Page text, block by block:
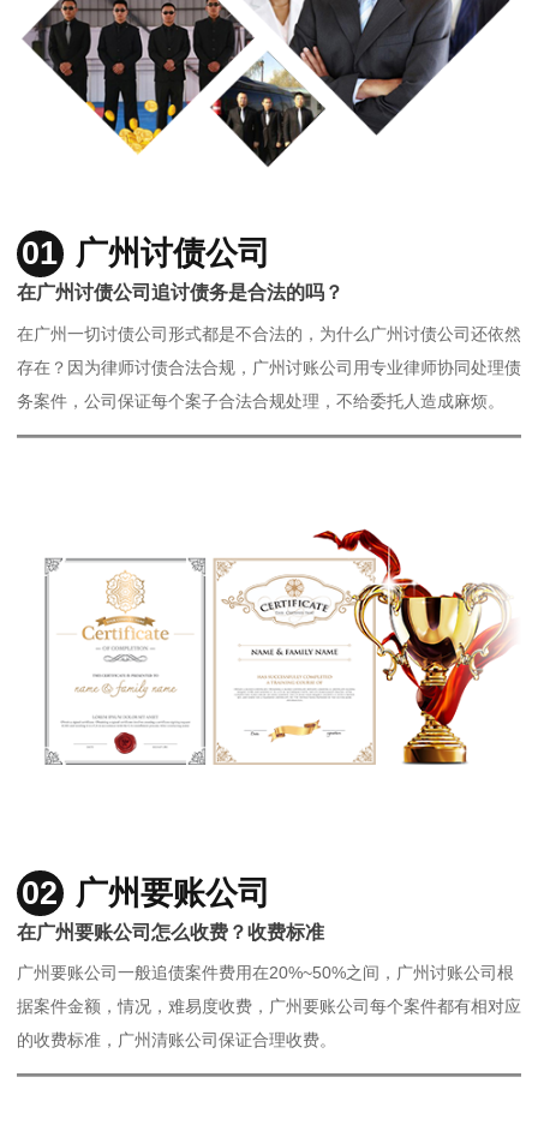
01 广州讨债公司
在广州讨债公司追讨债务是合法的吗？
在广州一切讨债公司形式都是不合法的，为什么广州讨债公司还依然
存在？因为律师讨债合法合规，广州讨账公司用专业律师协同处理债
务案件，公司保证每个案子合法合规处理，不给委托人造成麻烦。
02 广州要账公司
在广州要账公司怎么收费？收费标准
广州要账公司一般追债案件费用在20%~50%之间，广州讨账公司根
据案件金额，情况，难易度收费，广州要账公司每个案件都有相对应
的收费标准，广州清账公司保证合理收费。